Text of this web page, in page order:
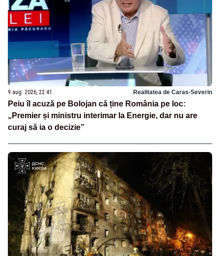
9 aug. 2026, 22:41 Realitatea de Caras-Severin
Peiu îl acuză pe Bolojan că ține România pe loc:
„Premier și ministru interimar la Energie, dar nu are
curaj să ia o decizie”